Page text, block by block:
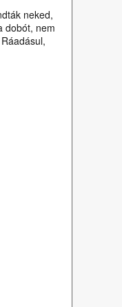
neked,
dobót, nem